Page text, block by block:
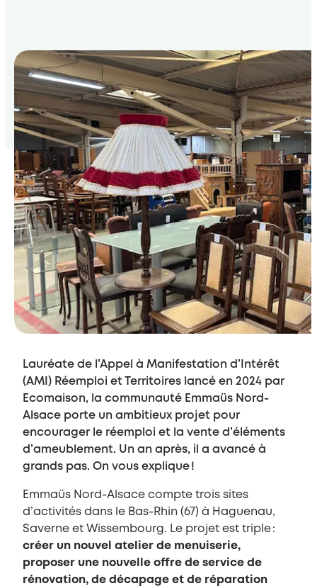
Lauréate de l’Appel à Manifestation d’Intérêt
(AMI) Réemploi et Territoires lancé en 2024 par
Ecomaison, la communauté Emmaüs Nord-
Alsace porte un ambitieux projet pour
encourager le réemploi et la vente d’éléments
d’ameublement. Un an après, il a avancé à
grands pas. On vous explique !
Emmaüs Nord-Alsace compte trois sites
d’activités dans le Bas-Rhin (67) à Haguenau,
Saverne et Wissembourg. Le projet est triple :
créer un nouvel atelier de menuiserie,
proposer une nouvelle offre de service de
rénovation, de décapage et de réparation